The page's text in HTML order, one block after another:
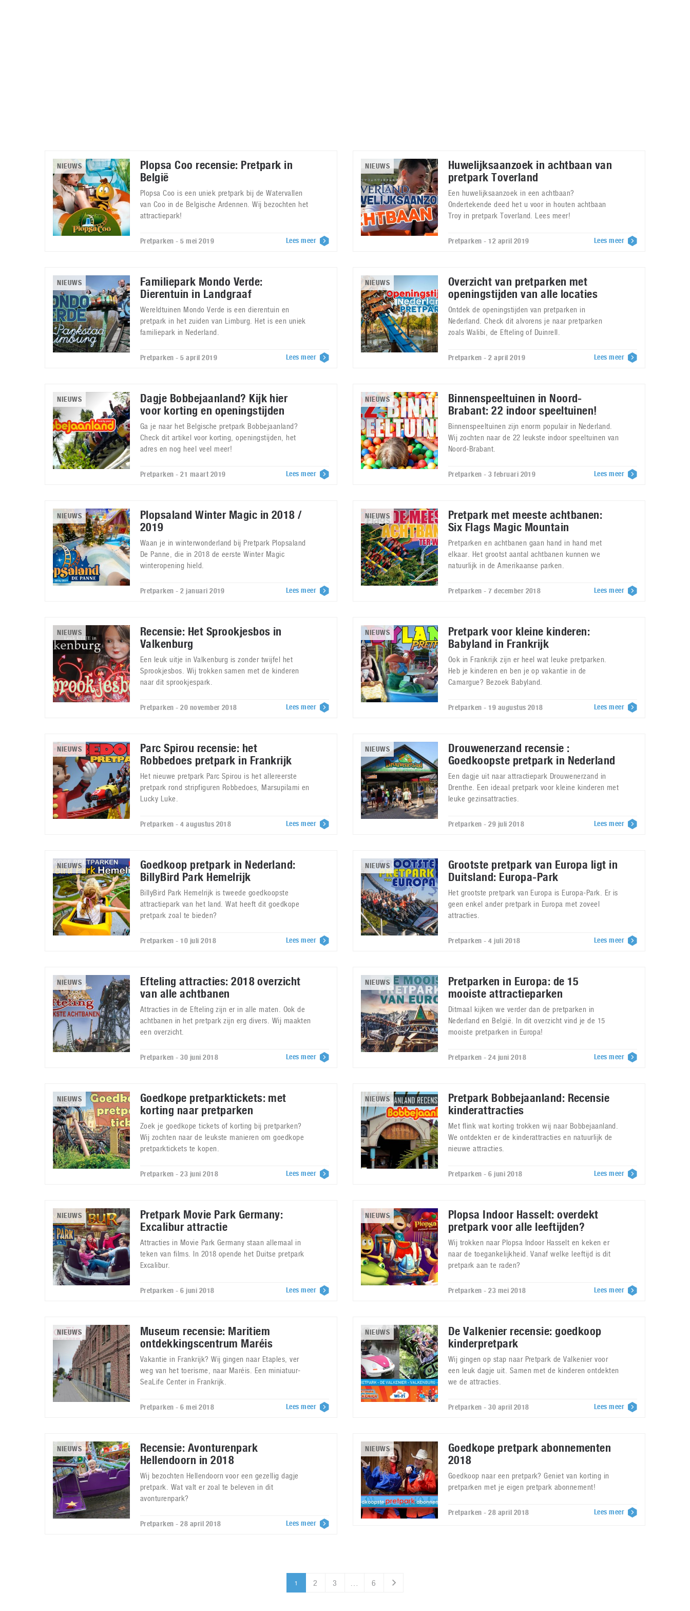
NIEUWS
Plopsa Coo recensie: Pretpark in
België
Plopsa Coo is een uniek pretpark bij de Watervallen
van Coo in de Belgische Ardennen. Wij bezochten het
attractiepark!
Pretparken - 5 mei 2019 Lees meer
NIEUWS
Huwelijksaanzoek in achtbaan van
pretpark Toverland
Een huwelijksaanzoek in een achtbaan?
Ondertekende deed het u voor in houten achtbaan
Troy in pretpark Toverland. Lees meer!
Pretparken - 12 april 2019 Lees meer
NIEUWS
Familiepark Mondo Verde:
Dierentuin in Landgraaf
Wereldtuinen Mondo Verde is een dierentuin en
pretpark in het zuiden van Limburg. Het is een uniek
familiepark in Nederland.
Pretparken - 5 april 2019 Lees meer
NIEUWS
Overzicht van pretparken met
openingstijden van alle locaties
Ontdek de openingstijden van pretparken in
Nederland. Check dit alvorens je naar pretparken
zoals Walibi, de Efteling of Duinrell.
Pretparken - 2 april 2019 Lees meer
NIEUWS
Dagje Bobbejaanland? Kijk hier
voor korting en openingstijden
Ga je naar het Belgische pretpark Bobbejaanland?
Check dit artikel voor korting, openingstijden, het
adres en nog heel veel meer!
Pretparken - 21 maart 2019 Lees meer
NIEUWS
Binnenspeeltuinen in Noord-
Brabant: 22 indoor speeltuinen!
Binnenspeeltuinen zijn enorm populair in Nederland.
Wij zochten naar de 22 leukste indoor speeltuinen van
Noord-Brabant.
Pretparken - 3 februari 2019 Lees meer
NIEUWS
Plopsaland Winter Magic in 2018 /
2019
Waan je in winterwonderland bij Pretpark Plopsaland
De Panne, die in 2018 de eerste Winter Magic
winteropening hield.
Pretparken - 2 januari 2019 Lees meer
NIEUWS
Pretpark met meeste achtbanen:
Six Flags Magic Mountain
Pretparken en achtbanen gaan hand in hand met
elkaar. Het grootst aantal achtbanen kunnen we
natuurlijk in de Amerikaanse parken.
Pretparken - 7 december 2018 Lees meer
NIEUWS
Recensie: Het Sprookjesbos in
Valkenburg
Een leuk uitje in Valkenburg is zonder twijfel het
Sprookjesbos. Wij trokken samen met de kinderen
naar dit sprookjespark.
Pretparken - 20 november 2018 Lees meer
NIEUWS
Pretpark voor kleine kinderen:
Babyland in Frankrijk
Ook in Frankrijk zijn er heel wat leuke pretparken.
Heb je kinderen en ben je op vakantie in de
Camargue? Bezoek Babyland.
Pretparken - 19 augustus 2018 Lees meer
NIEUWS
Parc Spirou recensie: het
Robbedoes pretpark in Frankrijk
Het nieuwe pretpark Parc Spirou is het allereerste
pretpark rond stripfiguren Robbedoes, Marsupilami en
Lucky Luke.
Pretparken - 4 augustus 2018 Lees meer
NIEUWS
Drouwenerzand recensie :
Goedkoopste pretpark in Nederland
Een dagje uit naar attractiepark Drouwenerzand in
Drenthe. Een ideaal pretpark voor kleine kinderen met
leuke gezinsattracties.
Pretparken - 29 juli 2018 Lees meer
NIEUWS
Goedkoop pretpark in Nederland:
BillyBird Park Hemelrijk
BillyBird Park Hemelrijk is tweede goedkoopste
attractiepark van het land. Wat heeft dit goedkope
pretpark zoal te bieden?
Pretparken - 10 juli 2018 Lees meer
NIEUWS
Grootste pretpark van Europa ligt in
Duitsland: Europa-Park
Het grootste pretpark van Europa is Europa-Park. Er is
geen enkel ander pretpark in Europa met zoveel
attracties.
Pretparken - 4 juli 2018 Lees meer
NIEUWS
Efteling attracties: 2018 overzicht
van alle achtbanen
Attracties in de Efteling zijn er in alle maten. Ook de
achtbanen in het pretpark zijn erg divers. Wij maakten
een overzicht.
Pretparken - 30 juni 2018 Lees meer
NIEUWS
Pretparken in Europa: de 15
mooiste attractieparken
Ditmaal kijken we verder dan de pretparken in
Nederland en België. In dit overzicht vind je de 15
mooiste pretparken in Europa!
Pretparken - 24 juni 2018 Lees meer
NIEUWS
Goedkope pretparktickets: met
korting naar pretparken
Zoek je goedkope tickets of korting bij pretparken?
Wij zochten naar de leukste manieren om goedkope
pretparktickets te kopen.
Pretparken - 23 juni 2018 Lees meer
NIEUWS
Pretpark Bobbejaanland: Recensie
kinderattracties
Met flink wat korting trokken wij naar Bobbejaanland.
We ontdekten er de kinderattracties en natuurlijk de
nieuwe attracties.
Pretparken - 6 juni 2018 Lees meer
NIEUWS
Pretpark Movie Park Germany:
Excalibur attractie
Attracties in Movie Park Germany staan allemaal in
teken van films. In 2018 opende het Duitse pretpark
Excalibur.
Pretparken - 6 juni 2018 Lees meer
NIEUWS
Plopsa Indoor Hasselt: overdekt
pretpark voor alle leeftijden?
Wij trokken naar Plopsa Indoor Hasselt en keken er
naar de toegankelijkheid. Vanaf welke leeftijd is dit
pretpark aan te raden?
Pretparken - 23 mei 2018 Lees meer
NIEUWS
Museum recensie: Maritiem
ontdekkingscentrum Maréis
Vakantie in Frankrijk? Wij gingen naar Etaples, ver
weg van het toerisme, naar Maréis. Een miniatuur-
SeaLife Center in Frankrijk.
Pretparken - 6 mei 2018 Lees meer
NIEUWS
De Valkenier recensie: goedkoop
kinderpretpark
Wij gingen op stap naar Pretpark de Valkenier voor
een leuk dagje uit. Samen met de kinderen ontdekten
we de attracties.
Pretparken - 30 april 2018 Lees meer
NIEUWS
Recensie: Avonturenpark
Hellendoorn in 2018
Wij bezochten Hellendoorn voor een gezellig dagje
pretpark. Wat valt er zoal te beleven in dit
avonturenpark?
Pretparken - 28 april 2018 Lees meer
NIEUWS
Goedkope pretpark abonnementen
2018
Goedkoop naar een pretpark? Geniet van korting in
pretparken met je eigen pretpark abonnement!
Pretparken - 28 april 2018 Lees meer
1 2 3 … 6